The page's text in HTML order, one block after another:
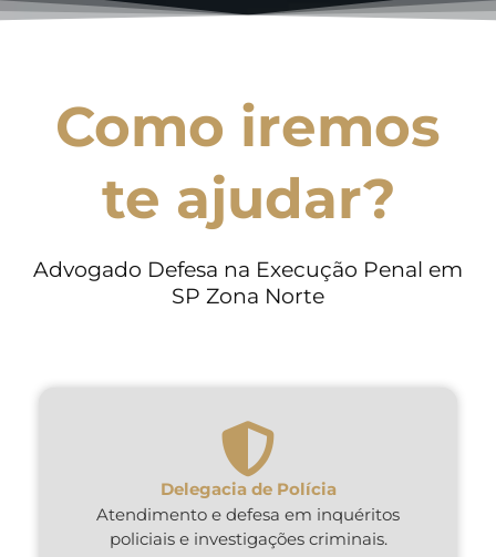
Como iremos
te ajudar?
Advogado Defesa na Execução Penal em
SP Zona Norte
Delegacia de Polícia
Atendimento e defesa em inquéritos
policiais e investigações criminais.